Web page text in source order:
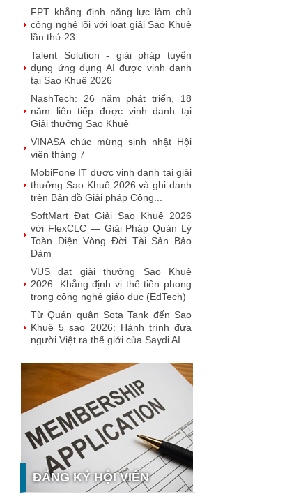
FPT khẳng định năng lực làm chủ
công nghệ lõi với loạt giải Sao Khuê
lần thứ 23
Talent Solution - giải pháp tuyển
dụng ứng dụng AI được vinh danh
tại Sao Khuê 2026
NashTech: 26 năm phát triển, 18
năm liên tiếp được vinh danh tại
Giải thưởng Sao Khuê
VINASA chúc mừng sinh nhật Hội
viên tháng 7
MobiFone IT được vinh danh tại giải
thưởng Sao Khuê 2026 và ghi danh
trên Bản đồ Giải pháp Công...
SoftMart Đạt Giải Sao Khuê 2026
với FlexCLC — Giải Pháp Quản Lý
Toàn Diện Vòng Đời Tài Sản Bảo
Đảm
VUS đạt giải thưởng Sao Khuê
2026: Khẳng định vị thế tiên phong
trong công nghệ giáo dục (EdTech)
Từ Quán quân Sota Tank đến Sao
Khuê 5 sao 2026: Hành trình đưa
người Việt ra thế giới của Saydi AI
nghiệp: NoteX và hành trình chinh
phục Giải thưởng Sao Khuê 2026
Vietnam Tech Map 2026 công bố bộ
câu hỏi mẫu cho 30 lĩnh vực công
nghệ và thị trường
Giải pháp PGx của GeneStory: Lời
giải cho bài toán tự chủ công nghệ y
tế số tại Sao Khuê 2026
Ứng dụng nhận diện cuộc gọi
ĐĂNG KÝ HỘI VIÊN